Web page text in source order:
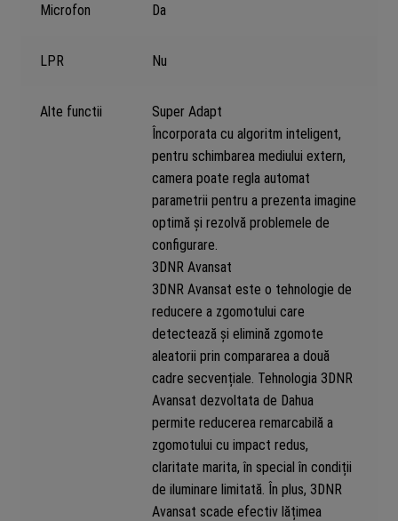
Microfon Da
LPR Nu
Alte functii
Super Adapt
Încorporata cu algoritm inteligent,
pentru schimbarea mediului extern,
camera poate regla automat
parametrii pentru a prezenta imagine
optimă și rezolvă problemele de
configurare.
3DNR Avansat
3DNR Avansat este o tehnologie de
reducere a zgomotului care
detectează și elimină zgomote
aleatorii prin compararea a două
cadre secvențiale. Tehnologia 3DNR
Avansat dezvoltata de Dahua
permite reducerea remarcabilă a
zgomotului cu impact redus,
claritate marita, în special în condiții
de iluminare limitată. În plus, 3DNR
Avansat scade efectiv lățimea